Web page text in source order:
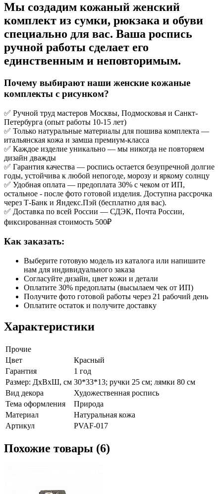
Мы создадим кожаный женский
комплект из сумки, рюкзака и обуви
специально для вас. Ваша роспись
ручной работы сделает его
единственным и неповторимым.
Почему выбирают наши женские кожаные
комплекты с рисунком?
✅ Ручной труд мастеров Москвы, Подмосковья и Санкт-
Петербурга (опыт работы 10-15 лет)
✅ Только натуральные материалы для пошива комплекта —
итальянская кожа и замша премиум-класса
✅ Каждое изделие уникально — мы никогда не повторяем
дизайн дважды
✅ Гарантия качества — роспись остается безупречной долгие
годы, устойчива к любой непогоде, морозу и яркому солнцу
✅ Удобная оплата — предоплата 30% с чеком от ИП,
остальное - после фото готовой изделия. Доступна рассрочка
через Т-Банк и Яндекс.Пэй (бесплатно для вас).
✅ Доставка по всей России — СДЭК, Почта России,
фиксированная стоимость 500₽
Как заказать:
Выберите готовую модель из каталога или напишите
нам для индивидуального заказа
Согласуйте дизайн, цвет кожи и детали
Оплатите 30% предоплаты (высылаем чек от ИП)
Получите фото готовой работы через 21 рабочий день
Оплатите остаток и получите доставку
Характеристики
Прочие
Цвет
Красный
Гарантия
1 год
Размер: ДхВхШ, см 30*33*13; ручки 25 см; лямки 80 см
Вид декора
Художественная роспись
Тема оформления
Природа
Материал
Натуральная кожа
Артикул
PVAF-017
Похожие товары (6)